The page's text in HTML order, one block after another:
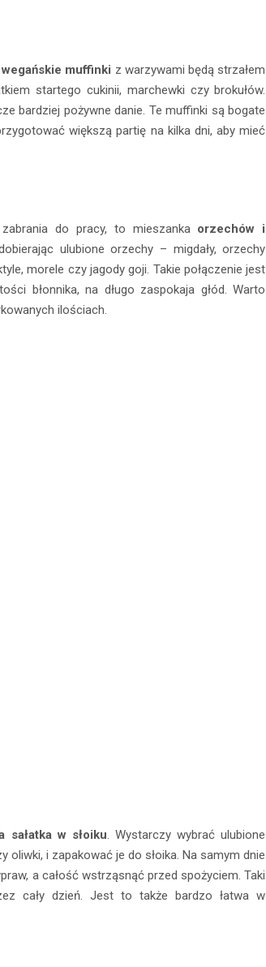
wegańskie muffinki z warzywami będą strzałem
startego cukinii, marchewki czy brokułów.
bardziej pożywne danie. Te muffinki są bogate
większą partię na kilka dni, aby mieć
do pracy, to mieszanka orzechów i
ulubione orzechy – migdały, orzechy
morele czy jagody goji. Takie połączenie jest
błonnika, na długo zaspokaja głód. Warto
ilościach.